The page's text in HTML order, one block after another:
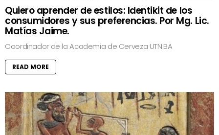
Quiero aprender de estilos: Identikit de los
consumidores y sus preferencias. Por Mg. Lic.
Matías Jaime.
Coordinador de la Academia de Cerveza UTN.BA
READ MORE